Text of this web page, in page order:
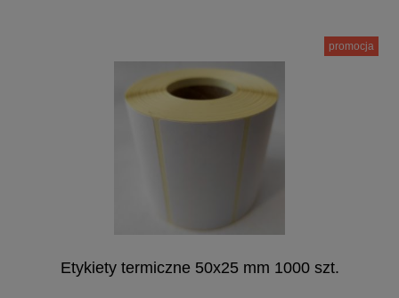
Etykiety termiczne 50x25 mm 1000 szt.
promocja